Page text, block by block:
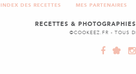
INDEX DES RECETTES MES PARTENAIRES
RECETTES &
©COOKEEZ.FR - TOUS